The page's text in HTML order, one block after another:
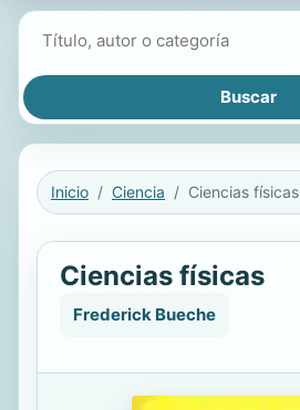
Inicio Ciencia Ciencias físicas
Ciencias físicas
Frederick Bueche